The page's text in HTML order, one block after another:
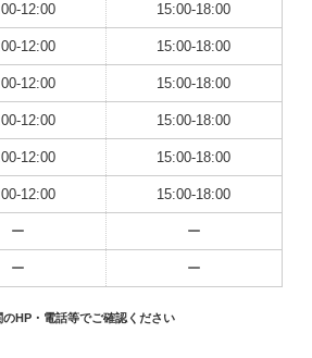
12:00 15:00-18:00
12:00 15:00-18:00
12:00 15:00-18:00
12:00 15:00-18:00
12:00 15:00-18:00
12:00 15:00-18:00
ー ー
ー ー
HP・電話等でご確認ください